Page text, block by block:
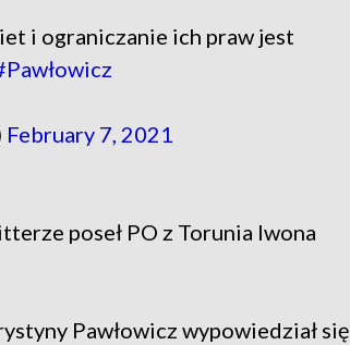
i ograniczanie ich praw jest
February 7, 2021
poseł PO z Torunia Iwona
Pawłowicz wypowiedział się